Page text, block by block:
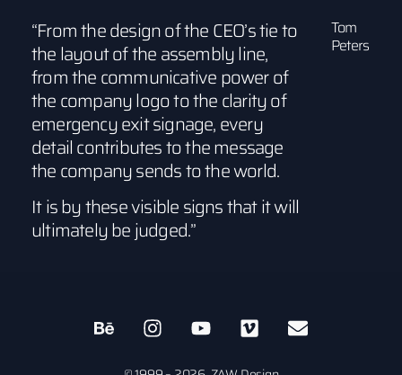
“From the design of the CEO’s tie to
the layout of the assembly line,
from the communicative power of
the company logo to the clarity of
emergency exit signage, every
detail contributes to the message
the company sends to the world.
It is by these visible signs that it will
ultimately be judged.”
Tom
Peters